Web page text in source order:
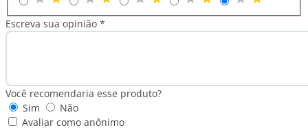
Escreva sua opinião *
Você recomendaria esse produto?
Sim
Não
Avaliar como anônimo